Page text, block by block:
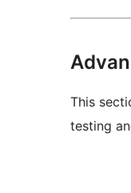
This
testing